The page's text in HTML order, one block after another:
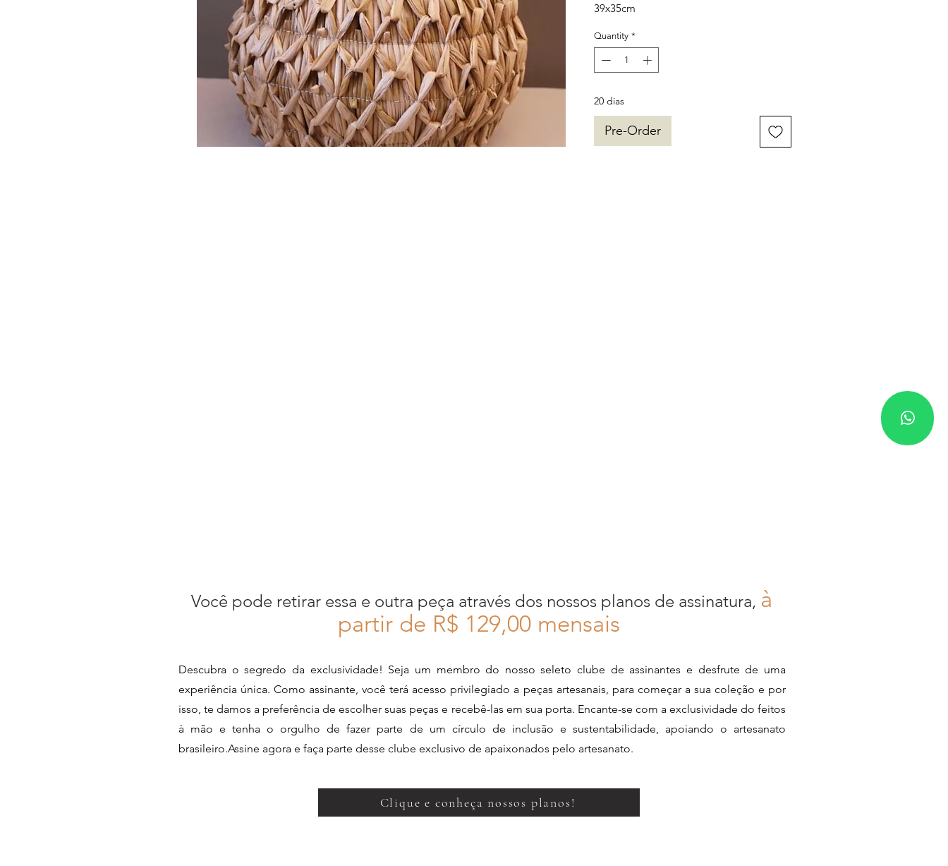
39x35cm
disponível também nos tamanhos
P 18x18cm
M 25x28cm
Quantity *
20 dias
Pre-Order
Você pode retirar essa e outra peça através dos nossos planos de assinatura, à
partir de R$ 129,00 mensais
Descubra o segredo da exclusividade! Seja um membro do nosso seleto clube de assinantes e desfrute de uma
experiência única. Como assinante, você terá acesso privilegiado a peças artesanais, para começar a sua coleção e por
isso, te damos a preferência de escolher suas peças e recebê-las em sua porta. Encante-se com a exclusividade do feitos
à mão e tenha o orgulho de fazer parte de um círculo de inclusão e sustentabilidade, apoiando o artesanato
brasileiro.Assine agora e faça parte desse clube exclusivo de apaixonados pelo artesanato.
Clique e conheça nossos planos!